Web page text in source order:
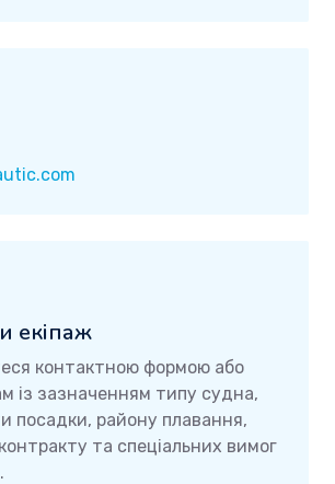
екіпаж
контактною формою або
із зазначенням типу судна,
посадки, району плавання,
та спеціальних вимог